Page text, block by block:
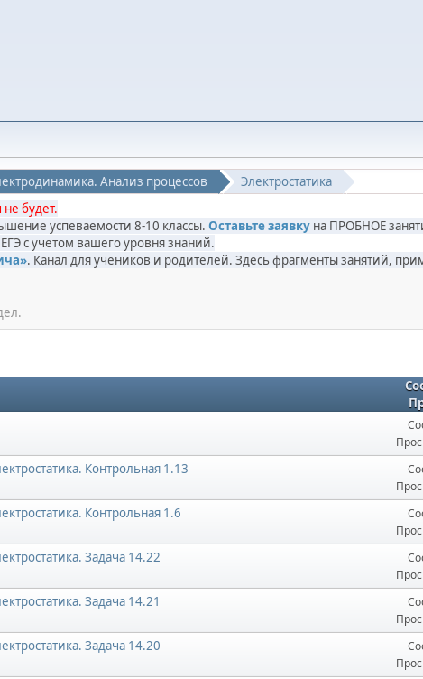
Анализ процессов
Электростатика
будет.
успеваемости 8-10 классы. Оставьте заявку на ПРОБНОЕ
с учетом вашего уровня знаний.
. Канал для учеников и родителей. Здесь фрагменты занятий,
Контрольная 1.13
Контрольная 1.6
Задача 14.22
Задача 14.21
Задача 14.20